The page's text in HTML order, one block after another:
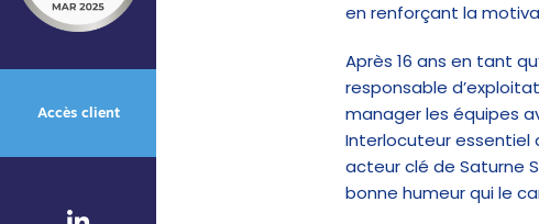
Accès client
en renforçant la
Après 16 ans en tant
responsable
manager les équipes
Interlocuteur essentiel
acteur clé de Saturne
bonne humeur qui le